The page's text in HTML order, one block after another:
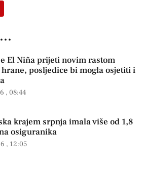
El Niña prijeti novim rastom
posljedice bi mogla osjetiti i
08:44
krajem srpnja imala više od 1,8
osiguranika
12:05